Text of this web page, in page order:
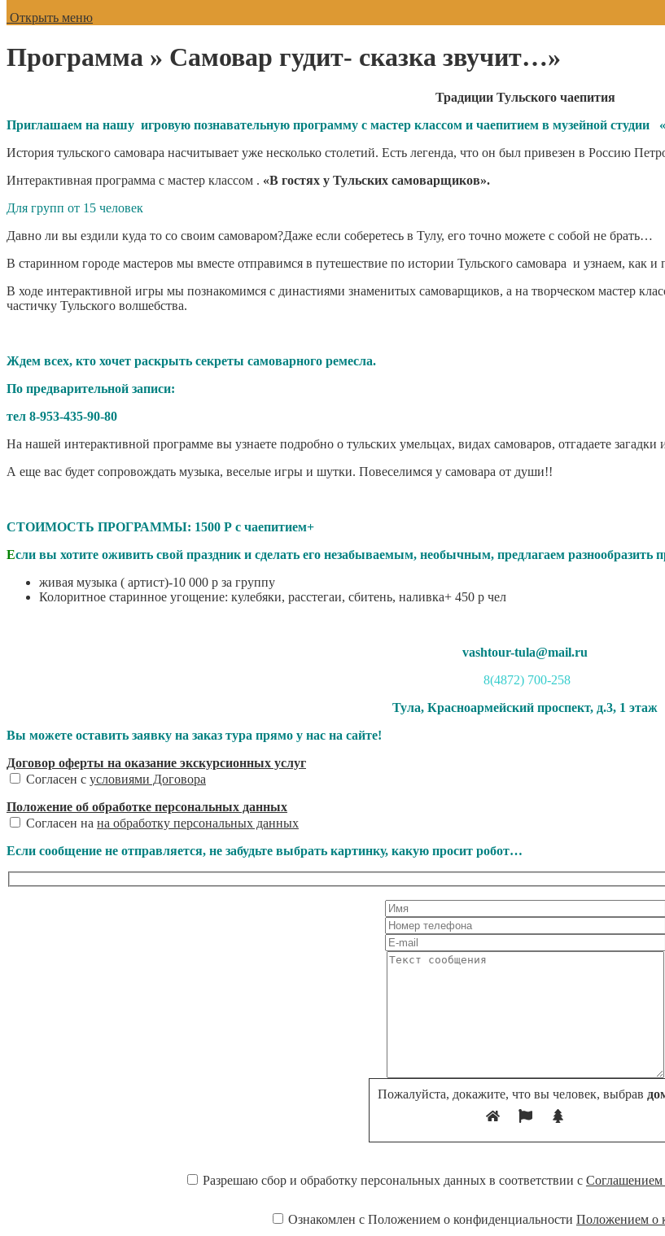
Открыть меню
Программа » Самовар гудит- сказка звучит…»
Традиции Тульского чаепития
Приглашаем на нашу игровую познавательную программу с мастер классом и чаепитием в музейной
История тульского самовара насчитывает уже несколько столетий. Есть легенда, что он был привезен в Россию
Интерактивная программа с мастер классом . «В гостях у Тульских самоварщиков».
Для групп от 15 человек
Давно ли вы ездили куда то со своим самоваром?Даже если соберетесь в Тулу, его точно можете с собой не брать…
В старинном городе мастеров мы вместе отправимся в путешествие по истории Тульского самовара и узнаем, как
В ходе интерактивной игры мы познакомимся с династиями знаменитых самоварщиков, а на творческом мастер
частичку Тульского волшебства.
Ждем всех, кто хочет раскрыть секреты самоварного ремесла.
По предварительной записи:
тел 8-953-435-90-80
На нашей интерактивной программе вы узнаете подробно о тульских умельцах, видах самоваров, отгадаете загадки
А еще вас будет сопровождать музыка, веселые игры и шутки. Повеселимся у самовара от души!!
СТОИМОСТЬ ПРОГРАММЫ: 1500 Р с чаепитием+
Если вы хотите оживить свой праздник и сделать его незабываемым, необычным, предлагаем разнообразить
живая музыка ( артист)-10 000 р за группу
Колоритное старинное угощение: кулебяки, расстегаи, сбитень, наливка+ 450 р чел
vashtour-tula@mail.ru
8(4872) 700-258
Тула, Красноармейский проспект, д.3, 1 этаж
Вы можете оставить заявку на заказ тура прямо у нас на сайте!
Договор оферты на оказание экскурсионных услуг
Согласен с условиями Договора
Положение об обработке персональных данных
Согласен на на обработку персональных данных
Если сообщение не отправляется, не забудьте выбрать картинку, какую просит робот…
Пожалуйста, докажите, что вы человек, выбрав
Разрешаю сбор и обработку персональных данных в соответствии с Соглашением
Ознакомлен с Положением о конфиденциальности Положением о